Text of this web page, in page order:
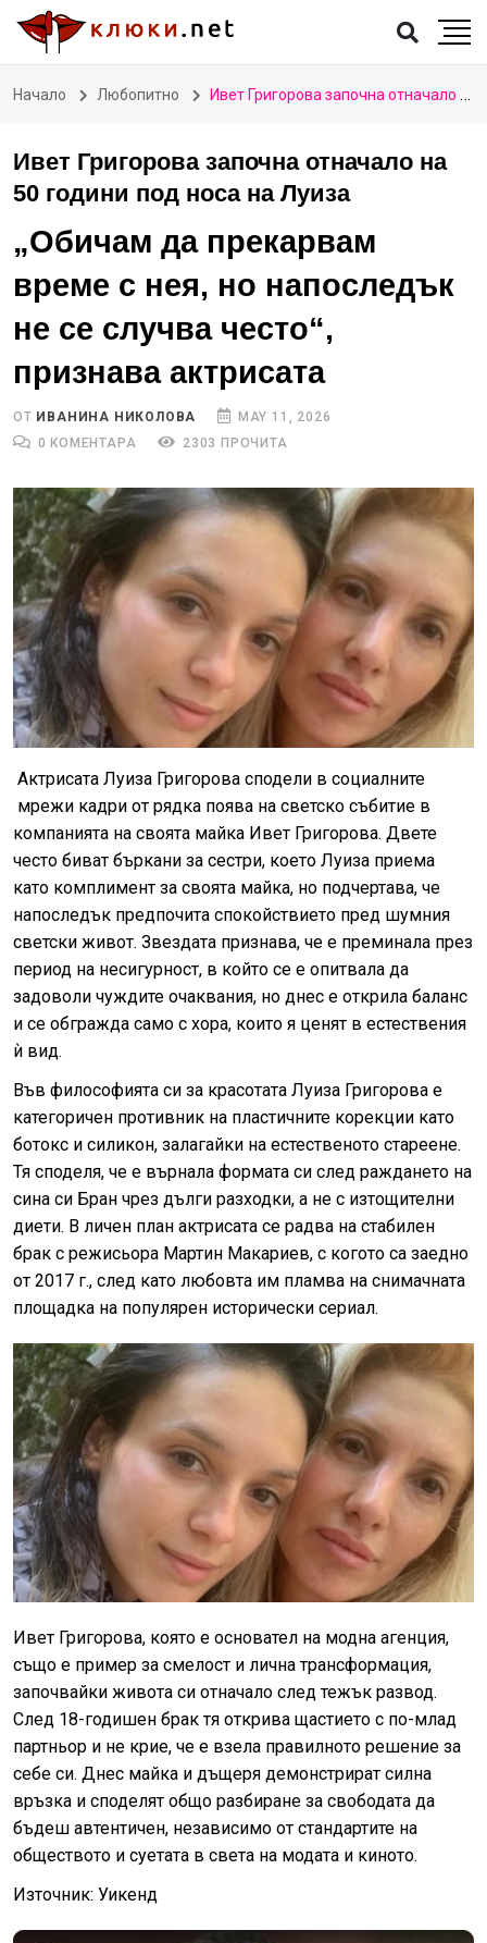
Начало Любопитно Ивет Григорова започна отначало на 50 години под носа на Луиза
Ивет Григорова започна отначало на
50 години под носа на Луиза
„Обичам да прекарвам
време с нея, но напоследък
не се случва често“,
признава актрисата
ОТ ИВАНИНА НИКОЛОВА
MAY 11, 2026
0 КОМЕНТАРА
2303 ПРОЧИТА
Актрисата Луиза Григорова сподели в социалните
мрежи кадри от рядка поява на светско събитие в
компанията на своята майка Ивет Григорова. Двете
често биват бъркани за сестри, което Луиза приема
като комплимент за своята майка, но подчертава, че
напоследък предпочита спокойствието пред шумния
светски живот. Звездата признава, че е преминала през
период на несигурност, в който се е опитвала да
задоволи чуждите очаквания, но днес е открила баланс
и се обгражда само с хора, които я ценят в естествения
ѝ вид.
Във философията си за красотата Луиза Григорова е
категоричен противник на пластичните корекции като
ботокс и силикон, залагайки на естественото стареене.
Тя споделя, че е върнала формата си след раждането на
сина си Бран чрез дълги разходки, а не с изтощителни
диети. В личен план актрисата се радва на стабилен
брак с режисьора Мартин Макариев, с когото са заедно
от 2017 г., след като любовта им пламва на снимачната
площадка на популярен исторически сериал.
Ивет Григорова, която е основател на модна агенция,
също е пример за смелост и лична трансформация,
започвайки живота си отначало след тежък развод.
След 18-годишен брак тя открива щастието с по-млад
партньор и не крие, че е взела правилното решение за
себе си. Днес майка и дъщеря демонстрират силна
връзка и споделят общо разбиране за свободата да
бъдеш автентичен, независимо от стандартите на
обществото и суетата в света на модата и киното.
Източник: Уикенд